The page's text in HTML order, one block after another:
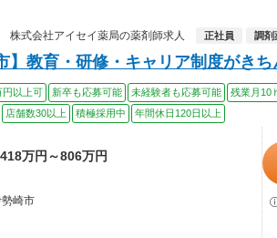
式会社アイセイ薬局の薬剤師求人
正社員 調剤
】教育・研修・キャリア制度がき
円以上可 新卒も応募可能 未経験者も応募可能 残業月10
店舗数30以上 積極採用中 年間休日120日以上
418万円～806万円
崎市